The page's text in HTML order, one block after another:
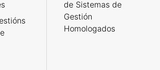
de Sistemas de
Gestión
Homologados